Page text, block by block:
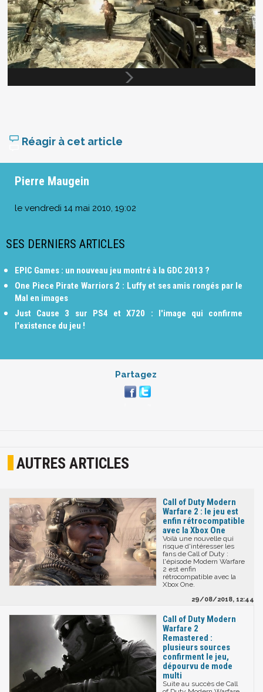
Réagir à cet article
Pierre Maugein
le vendredi 14 mai 2010, 19:02
SES DERNIERS ARTICLES
EPIC Games : un nouveau jeu montré à la GDC 2013 ?
One Piece Pirate Warriors 2 : Luffy et ses amis rongés par le
Mal en images
Just Cause 3 sur PS4 et X720 : l'image qui confirme
l'existence du jeu !
Partagez
AUTRES ARTICLES
Call of Duty Modern
Warfare 2 : le jeu est
enfin rétrocompatible
avec la Xbox One
Voilà une nouvelle qui
risque d'intéresser les
fans de Call of Duty :
l'épisode Modern Warfare
2 est enfin
rétrocompatible avec la
Xbox One.
29/08/2018, 12:44
Call of Duty Modern
Warfare 2
Remastered :
plusieurs sources
confirment le jeu,
dépourvu de mode
multi
Suite au succès de Call